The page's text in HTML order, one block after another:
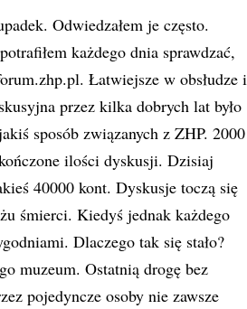
Odwiedzałem je często.
każdego dnia sprawdzać,
Łatwiejsze w obsłudze i
przez kilka dobrych lat było
sposób związanych z ZHP. 2000
ilości dyskusji. Dzisiaj
40000 kont. Dyskusje toczą się
śmierci. Kiedyś jednak każdego
Dlaczego tak się stało?
muzeum. Ostatnią drogę bez
pojedyncze osoby nie zawsze